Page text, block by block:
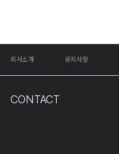
회사소개 공지사항
CONTACT